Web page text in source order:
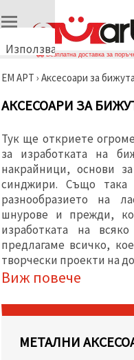
Използваме
🍪
бисквитки
за да
осигурим
правилната
работа на
сайта, да
подобрим
твоето
изживяване
и, с твое
съгласие,
да
анализираме
трафика и
да
по-
релевантно
и реклами,
включително
Безплатна доставка за
ЕМ АРТ › Аксесоари за
АКСЕСОАРИ ЗА
Тук ще откриете
за изработката на
накрайници, основи
синджири. Също
разнообразието на
шнурове и прежди,
изработката на
предлагаме всичко,
творчески проекти на
Виж повече
МЕТАЛНИ